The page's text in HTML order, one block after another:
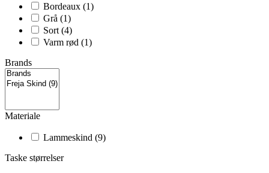
Bordeaux (1)
Grå (1)
Sort (4)
Varm rød (1)
Brands
Materiale
Lammeskind (9)
Taske størrelser